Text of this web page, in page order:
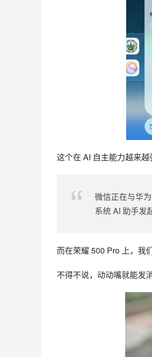
这个在 AI 自主能力越来
微信正在与华
系统 AI 助手发
而在荣耀 500 Pro 上，我
不得不说，动动嘴就能发